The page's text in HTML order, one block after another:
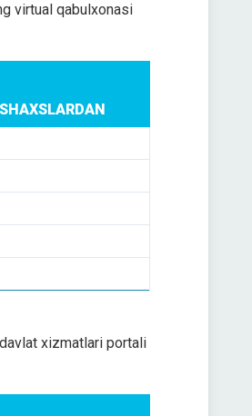
virtual qabulxonasi
xizmatlari portali